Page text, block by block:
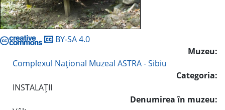
BY-SA 4.0
Muzeu:
Complexul Naţional Muzeal ASTRA - Sibiu
Categoria:
INSTALAŢII
Denumirea în muzeu: